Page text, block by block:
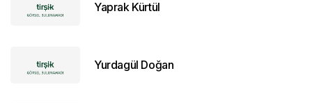
Yaprak Kürtül
Yurdagül Doğan